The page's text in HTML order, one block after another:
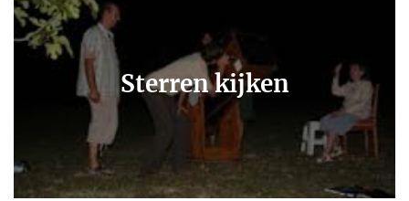
Sterren kijken